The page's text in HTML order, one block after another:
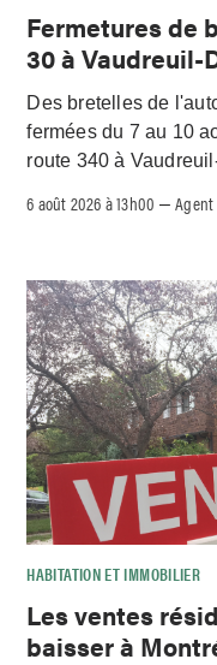
Fermetures de
30 à Vaudreuil-
Des bretelles de
fermées du 7 au 10
route 340 à
6 août 2026 à 13h00 –Agent
HABITATION ET IMMOBILIER
Les ventes
baisser à